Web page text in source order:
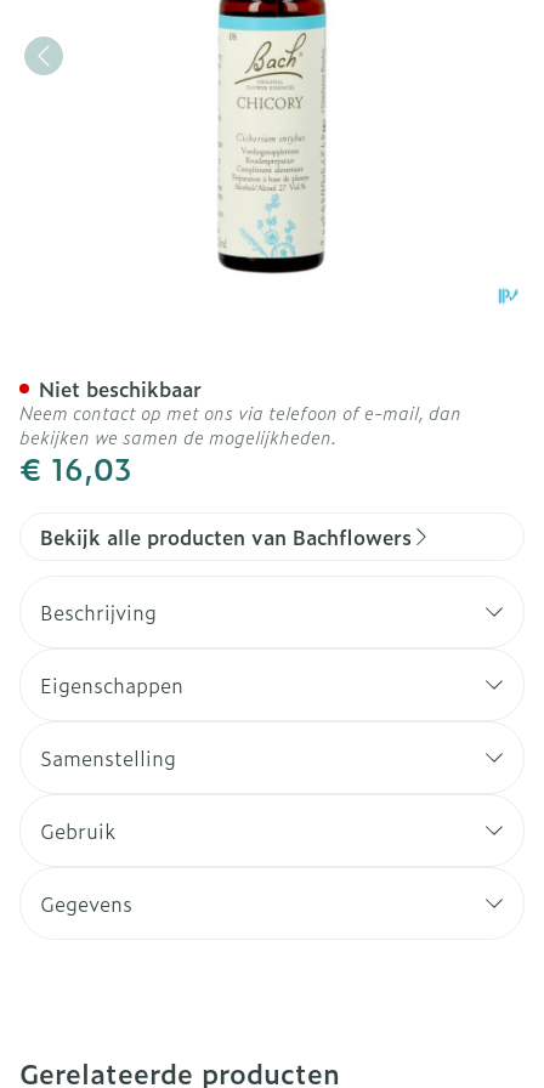
€ 16,03
Niet beschikbaar
Neem contact op met ons via telefoon of e-mail, dan
bekijken we samen de mogelijkheden.
Bekijk alle producten van Bachflowers
Beschrijving
Eigenschappen
Samenstelling
Gebruik
Gegevens
Gerelateerde producten